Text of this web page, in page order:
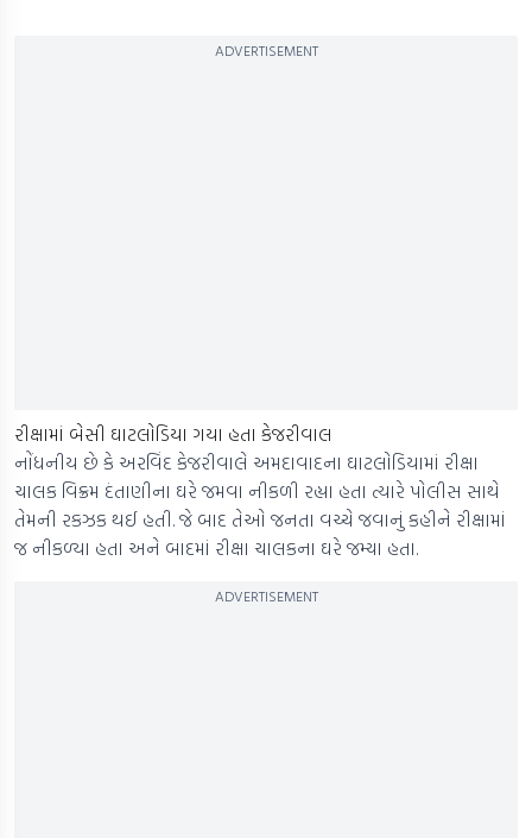
ADVERTISEMENT
રીક્ષામાં બેસી ઘાટલોડિયા ગયા હતા કેજરીવાલ
નોંધનીય છે કે અરવિંદ કેજરીવાલે અમદાવાદના ઘાટલોડિયામાં રીક્ષા
ચાલક વિક્રમ દંતાણીના ઘરે જમવા નીકળી રહ્યા હતા ત્યારે પોલીસ સાથે
તેમની રકઝક થઈ હતી. જે બાદ તેઓ જનતા વચ્ચે જવાનું કહીને રીક્ષામાં
જ નીકળ્યા હતા અને બાદમાં રીક્ષા ચાલકના ઘરે જમ્યા હતા.
ADVERTISEMENT